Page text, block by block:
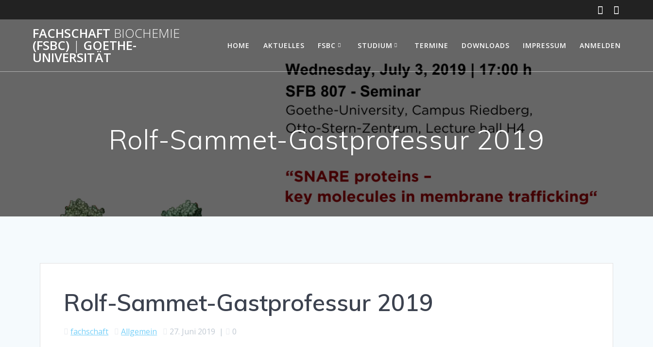
Inhalt
FACHSCHAFT BIOCHEMIE
(FSBC) | GOETHE-
UNIVERSITÄT
HOME AKTUELLES FSBC STUDIUM TERMINE DOWNLOADS IMPRESSUM ANMELDEN
Rolf-Sammet-Gastprofessur 2019
Rolf-Sammet-Gastprofessur 2019
fachschaft Allgemein 27. Juni 2019 | 0